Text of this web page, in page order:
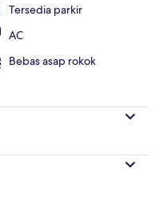
Tersedia parkir
AC
Bebas asap rokok